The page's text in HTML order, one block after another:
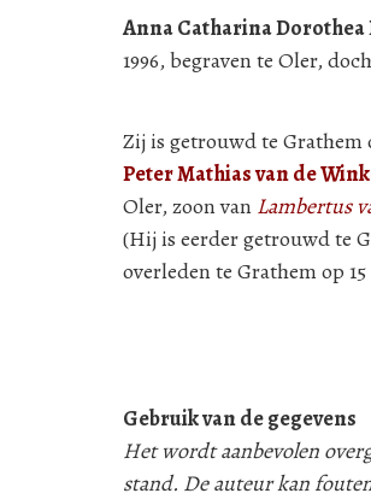
Anna Catharina
1996, begraven te Oler,
Zij is getrouwd te Grathem
Peter Mathias van de
Oler, zoon van Lambertus
(Hij is eerder getrouwd te
overleden te Grathem op
Gebruik van de gegevens
Het wordt aanbevolen
stand. De auteur kan